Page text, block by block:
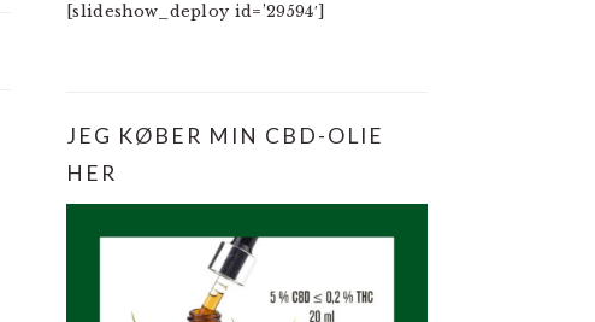
[slideshow_deploy id=’29594′]
JEG KØBER MIN CBD-OLIE
HER